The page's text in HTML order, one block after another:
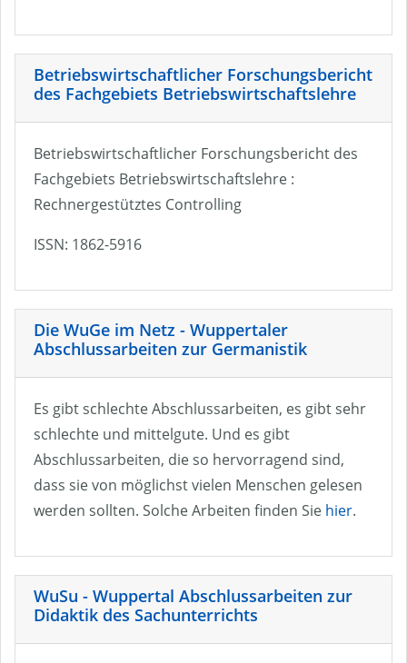
Betriebswirtschaftlicher Forschungsbericht
des Fachgebiets Betriebswirtschaftslehre
Betriebswirtschaftlicher Forschungsbericht des
Fachgebiets Betriebswirtschaftslehre :
Rechnergestütztes Controlling
ISSN: 1862-5916
Die WuGe im Netz - Wuppertaler
Abschlussarbeiten zur Germanistik
Es gibt schlechte Abschlussarbeiten, es gibt sehr
schlechte und mittelgute. Und es gibt
Abschlussarbeiten, die so hervorragend sind,
dass sie von möglichst vielen Menschen gelesen
werden sollten. Solche Arbeiten finden Sie hier.
WuSu - Wuppertal Abschlussarbeiten zur
Didaktik des Sachunterrichts